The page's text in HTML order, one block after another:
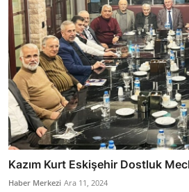
Kazım Kurt Eskişehir Dostluk
Haber Merkezi Ara 11, 2024